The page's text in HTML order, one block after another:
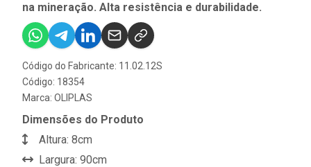
na mineração. Alta resistência e durabilidade.
Código do Fabricante: 11.02.12S
Código: 18354
Marca: OLIPLAS
Dimensões do Produto
Altura: 8cm
Largura: 90cm